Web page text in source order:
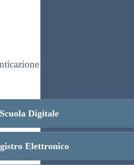
personale.
Scuola Digitale
Elettronico